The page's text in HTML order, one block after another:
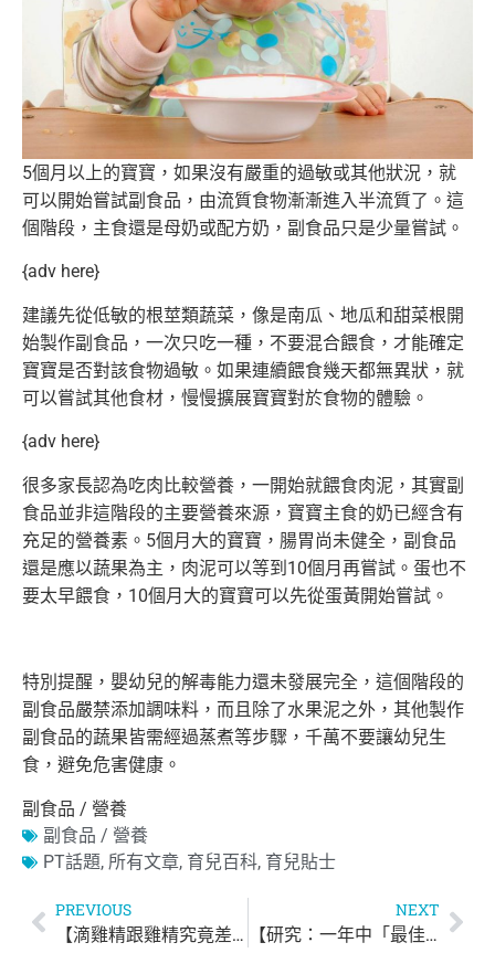
5個月以上的寶寶，如果沒有嚴重的過敏或其他狀況， 就
可以開始嘗試副食品，由流質食物漸漸進入半流質了。這
個階段， 主食還是母奶或配方奶，副食品只是少量嘗試。
{adv here}
建議先從低敏的根莖類蔬菜，像是南瓜、 地瓜和甜菜根開
始製作副食品，一次只吃一種，不要混合餵食， 才能確定
寶寶是否對該食物過敏。如果連續餵食幾天都無異狀， 就
可以嘗試其他食材，慢慢擴展寶寶對於食物的體驗。
{adv here}
很多家長認為吃肉比較營養，一開始就餵食肉泥， 其實副
食品並非這階段的主要營養來源， 寶寶主食的奶已經含有
充足的營養素。5個月大的寶寶， 腸胃尚未健全，副食品
還是應以蔬果為主， 肉泥可以等到10個月再嘗試。蛋也不
要太早餵食， 10個月大的寶寶可以先從蛋黃開始嘗試。
特別提醒，嬰幼兒的解毒能力還未發展完全， 這個階段的
副食品嚴禁添加調味料，而且除了水果泥之外， 其他製作
副食品的蔬果皆需經過蒸煮等步驟，千萬不要讓幼兒生
食， 避免危害健康。
副食品 / 營養
副食品 / 營養
PT話題, 所有文章, 育兒百科, 育兒貼士
PREVIOUS
【滴雞精跟雞精究竟差在哪？】結果出乎意料
NEXT
【研究：一年中「最佳懷孕時機」是6～8月】